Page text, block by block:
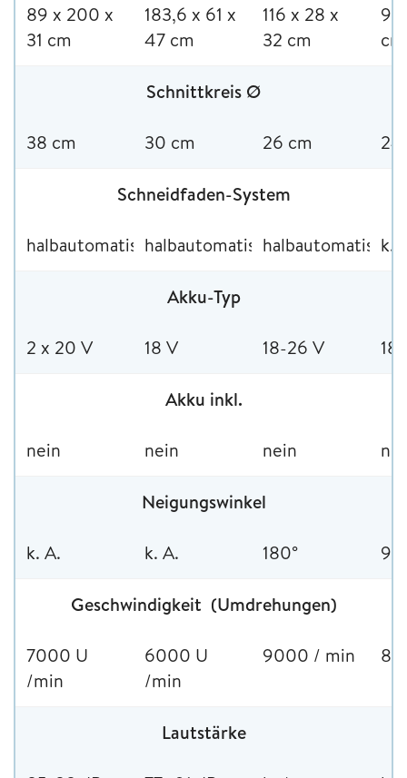
89 x 200 x
31 cm
‎183,6 x 61 x
47 cm
116 x 28 x
32 cm
96
cm
Schnittkreis Ø
38 cm 30 cm 26 cm 24
Schneidfaden-System
halbautomatischhalbautomatischhalbautomatisch
k.
Akku-Typ
2 x 20 V 18 V 18-26 V 18
Akku inkl.
nein nein nein
Neigungswinkel
k. A. k. A. 180°
Geschwindigkeit (Umdrehungen)
7000 U
/min
6000 U
/min
9000 / min
Lautstärke